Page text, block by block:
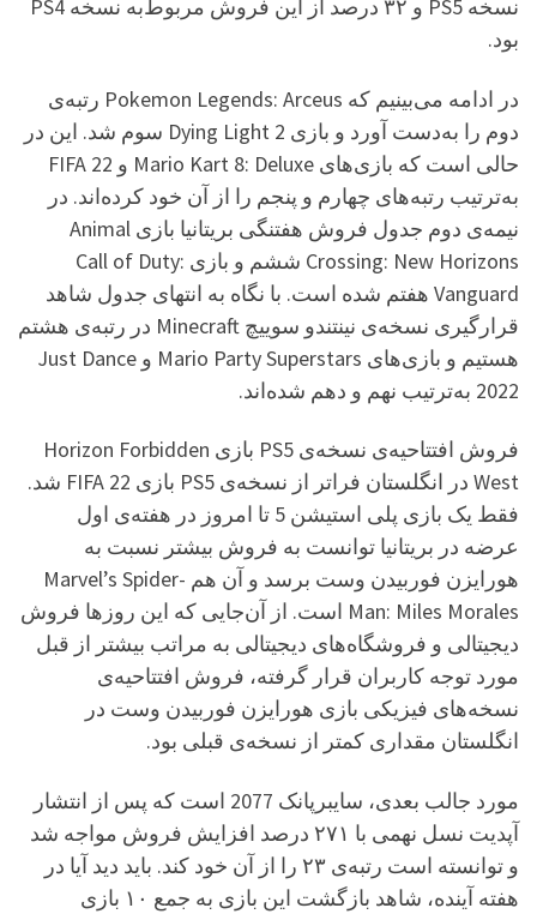
نسخه PS5 و ۳۲ درصد از این فروش مربوط‌به نسخه PS4
بود.
در ادامه می‌بینیم که Pokemon Legends: Arceus رتبه‌ی
دوم را به‌دست آورد و بازی Dying Light 2 سوم شد. این در
حالی است که بازی‌های Mario Kart 8: Deluxe و FIFA 22
به‌ترتیب رتبه‌های چهارم و پنجم را از آن خود کرده‌اند. در
نیمه‌ی دوم جدول فروش هفتنگی بریتانیا بازی Animal
Crossing: New Horizons ششم و بازی Call of Duty:
Vanguard هفتم شده است. با نگاه به انتهای جدول شاهد
قرارگیری نسخه‌ی نینتندو سوییچ Minecraft در رتبه‌ی هشتم
هستیم و بازی‌های Mario Party Superstars و Just Dance
2022 به‌ترتیب نهم و دهم شده‌اند.
فروش افتتاحیه‌ی نسخه‌ی PS5 بازی Horizon Forbidden
West در انگلستان فراتر از نسخه‌ی PS5 بازی FIFA 22 شد.
فقط یک بازی پلی استیشن 5 تا امروز در هفته‌ی اول
عرضه در بریتانیا توانست به فروش بیشتر نسبت به
هورایزن فوربیدن وست برسد و آن هم Marvel’s Spider-
Man: Miles Morales است. از آن‌جایی که این روزها فروش
دیجیتالی و فروشگاه‌های دیجیتالی به مراتب بیشتر از قبل
مورد توجه کاربران قرار گرفته، فروش افتتاحیه‌ی
نسخه‌های فیزیکی بازی هورایزن فوربیدن وست در
انگلستان مقداری کمتر از نسخه‌ی قبلی بود.
مورد جالب بعدی، سایبرپانک 2077 است که پس از انتشار
آپدیت نسل نهمی با ۲۷۱ درصد افزایش فروش مواجه شد
و توانسته است رتبه‌ی ۲۳ را از‌ آن خود کند. باید دید آیا در
هفته آینده، شاهد بازگشت این بازی به جمع ۱۰ بازی